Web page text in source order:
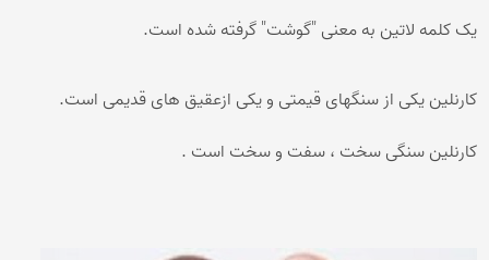
یک کلمه لاتین به معنی "گوشت" گرفته شده است.
کارنلین یکی از سنگهای قیمتی و یکی ازعقیق های قدیمی است.
کارنلین سنگی سخت ، سفت و سخت است .